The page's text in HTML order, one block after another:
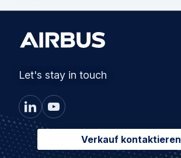
Let's stay in touch
Verkauf kontaktieren